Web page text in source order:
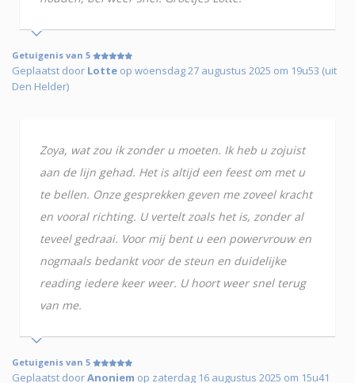
Getuigenis van 5
Geplaatst door Lotte op woensdag 27 augustus 2025 om 19u53 (uit
Den Helder)
Zoya, wat zou ik zonder u moeten. Ik heb u zojuist
aan de lijn gehad. Het is altijd een feest om met u
te bellen. Onze gesprekken geven me zoveel kracht
en vooral richting. U vertelt zoals het is, zonder al
teveel gedraai. Voor mij bent u een powervrouw en
nogmaals bedankt voor de steun en duidelijke
reading iedere keer weer. U hoort weer snel terug
van me.
Getuigenis van 5
Geplaatst doorAnoniem op zaterdag 16 augustus 2025 om 15u41